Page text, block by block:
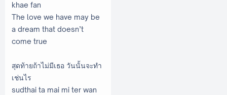
khae fan
The love we have may be
a dream that doesn’t
come true
สุดท้ายถ้าไม่มีเธอ วันนั้นจะทำ
เช่นไร
sudthai ta mai mi ter wan